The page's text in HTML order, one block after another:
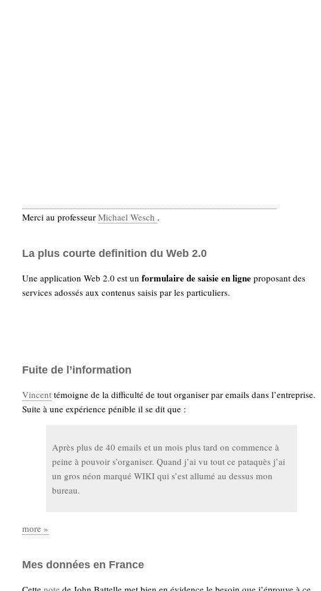
Merci au professeur Michael Wesch .
La plus courte definition du Web 2.0
Une application Web 2.0 est un formulaire de saisie en ligne proposant des
services adossés aux contenus saisis par les particuliers.
Fuite de l’information
Vincent témoigne de la difficulté de tout organiser par emails dans l’entreprise.
Suite à une expérience pénible il se dit que :
Après plus de 40 emails et un mois plus tard on commence à
peine à pouvoir s’organiser. Quand j’ai vu tout ce pataquès j’ai
un gros néon marqué WIKI qui s’est allumé au dessus mon
bureau.
more »
Mes données en France